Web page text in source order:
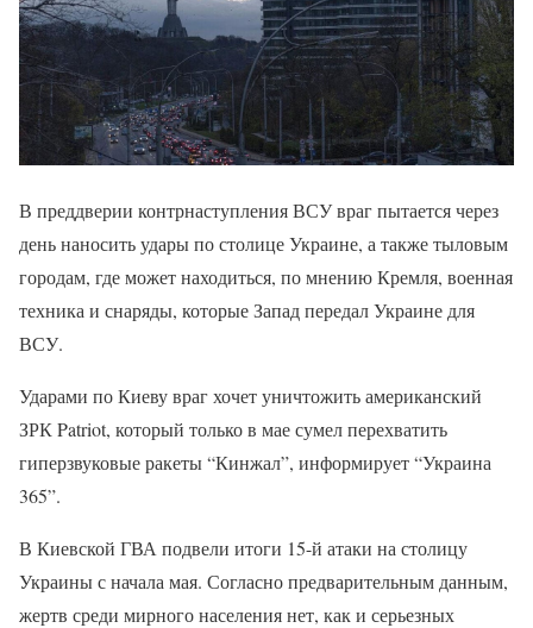
В преддверии контрнаступления ВСУ враг пытается через
день наносить удары по столице Украине, а также тыловым
городам, где может находиться, по мнению Кремля, военная
техника и снаряды, которые Запад передал Украине для
ВСУ.
Ударами по Киеву враг хочет уничтожить американский
ЗРК Patriot, который только в мае сумел перехватить
гиперзвуковые ракеты “Кинжал”, информирует “Украина
365”.
В Киевской ГВА подвели итоги 15-й атаки на столицу
Украины с начала мая. Согласно предварительным данным,
жертв среди мирного населения нет, как и серьезных